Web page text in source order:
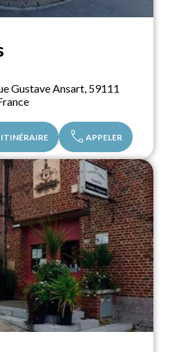
Gustave Ansart, 59111
ITINÉRAIRE call APPELER